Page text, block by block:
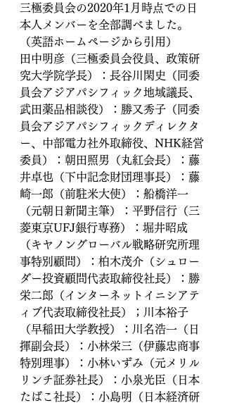
三極委員会の2020年1月時点での日
本人メンバーを全部調べました。
（英語ホームページから引用）
田中明彦（三極委員会役員、政策研
究大学院学長）：長谷川閑史（同委
員会アジアパシフィック地域議長、
武田薬品相談役）：勝又秀子（同委
員会アジアパシフィックディレクタ
ー、中部電力社外取締役、NHK経営
委員）：朝田照男（丸紅会長）：藤
井卓也（下中記念財団理事長）：藤
崎一郎（前駐米大使）：船橋洋一
（元朝日新聞主筆）：平野信行（三
菱東京UFJ銀行専務）：堀井昭成
（キヤノングローバル戦略研究所理
事特別顧問）：柏木茂介（シュロー
ダー投資顧問代表取締役社長）：勝
栄二郎（インターネットイニシアテ
ィブ代表取締役社長）；川本裕子
（早稲田大学教授）：川名浩一（日
揮副会長）：小林栄三（伊藤忠商事
特別理事）：小林いずみ（元メリル
リンチ証券社長）：小泉光臣（日本
たばこ社長）：小島明（日本経済研